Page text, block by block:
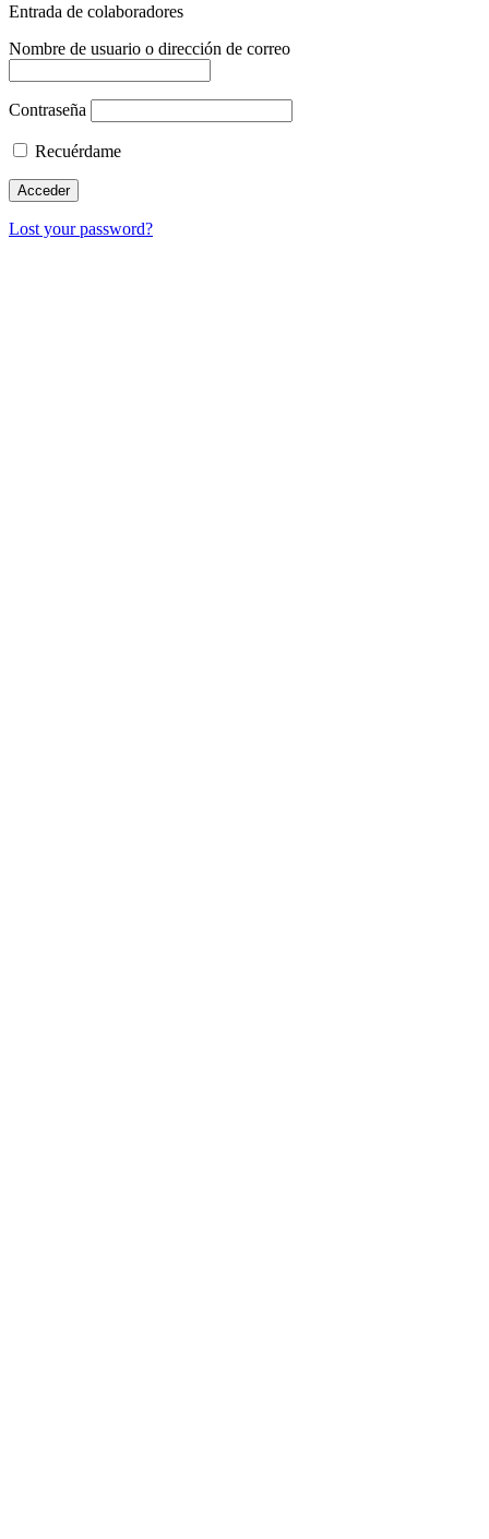
Entrada de colaboradores
Nombre de usuario o dirección de correo
Contraseña
Recuérdame
Lost your password?